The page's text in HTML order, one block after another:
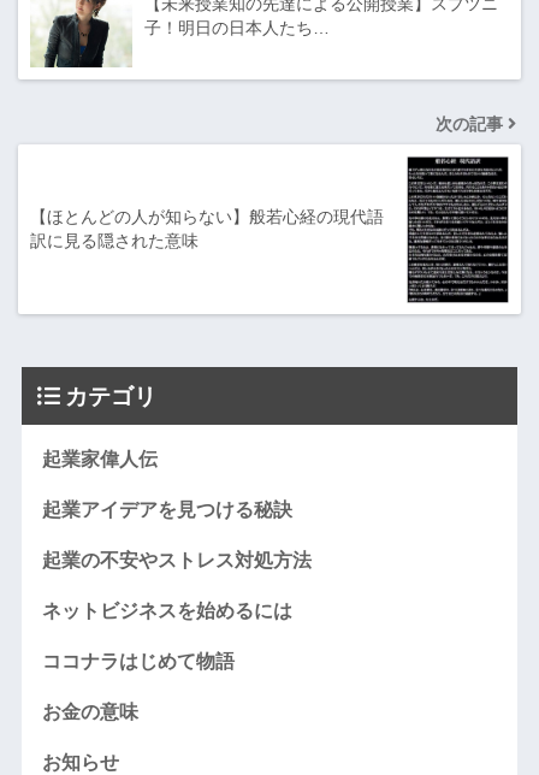
【未来授業知の先達による公開授業】スプツニ
子！明日の日本人たち…
次の記事
【ほとんどの人が知らない】般若心経の現代語
訳に見る隠された意味
カテゴリ
起業家偉人伝
起業アイデアを見つける秘訣
起業の不安やストレス対処方法
ネットビジネスを始めるには
ココナラはじめて物語
お金の意味
お知らせ